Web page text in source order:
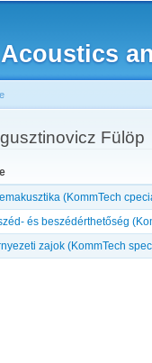
are here Fülöp
(KommTech
és beszédérthetőség
zajok (KommTech